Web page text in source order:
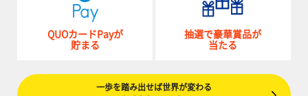
QUOカードPayが
貯まる
抽選で豪華賞品が
当たる
一歩を踏み出せば世界が変わる